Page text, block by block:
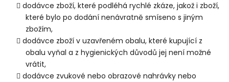
dodávce zboží, které podléhá rychlé zkáze, jakož i zboží,
které bylo po dodání nenávratně smíseno s jiným
zbožím,
dodávce zboží v uzavřeném obalu, které kupující z
obalu vyňal a z hygienických důvodů jej není možné
vrátit,
dodávce zvukové nebo obrazové nahrávky nebo